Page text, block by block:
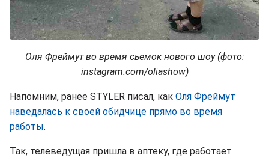
Оля Фреймут во время сьемок нового шоу (фото:
instagram.com/oliashow)
Напомним, ранее STYLER писал, как Оля Фреймут
наведалась к своей обидчице прямо во время
работы.
Так, телеведущая пришла в аптеку, где работает